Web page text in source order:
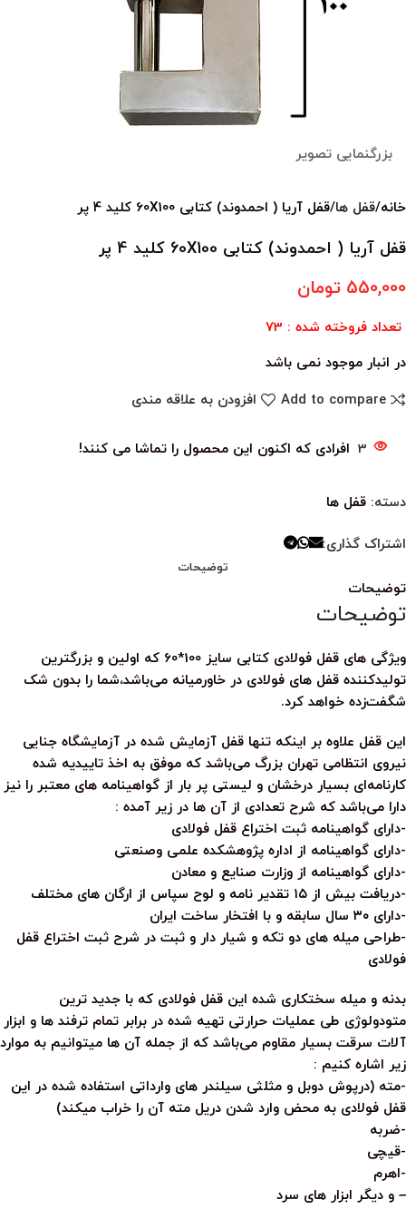
بزرگنمایی تصویر
خانه قفل ها قفل آریا ( احمدوند) کتابی 60X100 کلید 4 پر
قفل آریا ( احمدوند) کتابی 60X100 کلید 4 پر
550,000 تومان
تعداد فروخته شده : 73
در انبار موجود نمی باشد
Add to compare
افزودن به علاقه مندی
3 افرادی که اکنون این محصول را تماشا می کنند!
دسته: قفل ها
اشتراک گذاری:
توضیحات
توضیحات
توضیحات
ویژگی های قفل فولادی کتابی سایز 100*60 که اولین و بزرگترین
تولیدکننده قفل های فولادی در خاورمیانه می‌باشد،شما را بدون شک
شگفت‌زده خواهد کرد.
این قفل علاوه بر اینکه تنها قفل آزمایش شده در آزمایشگاه جنایی
نیروی انتظامی تهران بزرگ می‌باشد که موفق به اخذ تاییدیه شده
کارنامه‌ای بسیار درخشان و لیستی پر بار از گواهینامه های معتبر را نیز
دارا می‌باشد که شرح تعدادی از آن ها در زیر آمده :
-دارای گواهینامه ثبت اختراع قفل فولادی
-دارای گواهینامه از اداره پژوهشکده علمی وصنعتی
-دارای گواهینامه از وزارت صنایع و معادن
-دریافت بیش از ۱۵ تقدیر نامه و لوح سپاس از ارگان های مختلف
-دارای ۳۰ سال سابقه و با افتخار ساخت ایران
-طراحی میله های دو تکه و شیار دار و ثبت در شرح ثبت اختراع قفل
فولادی
بدنه و میله سختکاری شده این قفل فولادی که با جدید ترین
متودولوژی طی عملیات حرارتی تهیه شده در برابر تمام ترفند ها و ابزار
آلات سرقت بسیار مقاوم می‌باشد که از جمله آن ها میتوانیم به موارد
زیر اشاره کنیم :
-مته (درپوش دوبل و مثلثی سیلندر های وارداتی استفاده شده در این
قفل فولادی به محض وارد شدن دریل مته آن را خراب میکند)
-ضربه
-قیچی
-اهرم
– و دیگر ابزار های سرد